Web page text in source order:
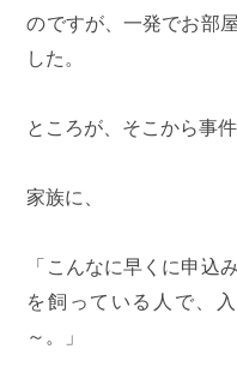
のですが、一発でお部
した。
ところが、そこから事件
家族に、
「こんなに早くに申込
を飼っている人で、
～。」